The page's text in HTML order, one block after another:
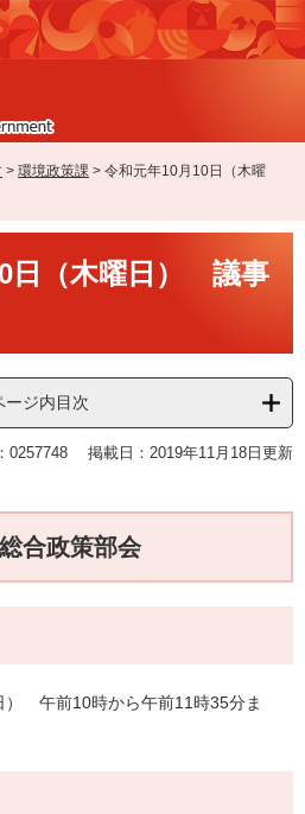
> 環境政策課 > 令和元年10月10日（木曜
日（木曜日） 議事
ージ内目次
0257748 掲載日：2019年11月18日更新
合政策部会
午前10時から午前11時35分ま